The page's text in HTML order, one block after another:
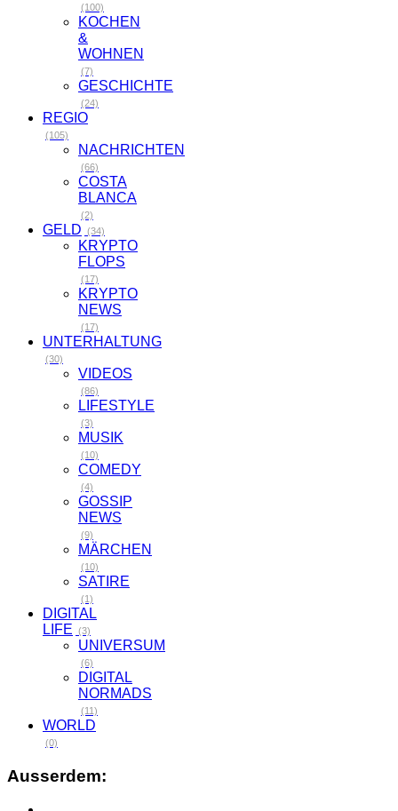
(100)
KOCHEN
&
WOHNEN
(7)
GESCHICHTE
(24)
REGIO
(105)
NACHRICHTEN
(66)
COSTA
BLANCA
(2)
GELD (34)
KRYPTO
FLOPS
(17)
KRYPTO
NEWS
(17)
UNTERHALTUNG
(30)
VIDEOS
(86)
LIFESTYLE
(3)
MUSIK
(10)
COMEDY
(4)
GOSSIP
NEWS
(9)
MÄRCHEN
(10)
SATIRE
(1)
DIGITAL
LIFE (3)
UNIVERSUM
(6)
DIGITAL
NORMADS
(11)
WORLD
(0)
Ausserdem: